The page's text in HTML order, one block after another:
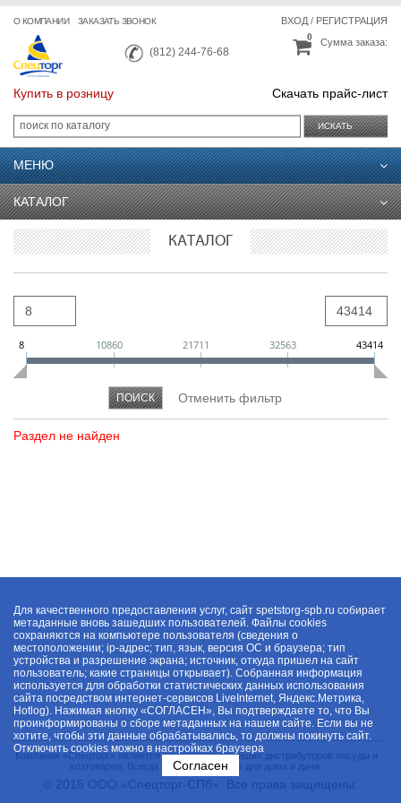
О КОМПАНИИ ЗАКАЗАТЬ ЗВОНОК
(812) 244-76-68
ВХОД/ РЕГИСТРАЦИЯ
Сумма заказа:
0
Купить в розницу Скачать прайс-лист
ИСКАТЬ
МЕНЮ
КАТАЛОГ
КАТАЛОГ
8 10860 21711 32563 43414
Раздел не найден
Компания «Спецторг» является одним из крупнейших дистрибуторов посуды и
хозтоваров. Всегда в наличии товары для дома и дачи.
© 2015 ООО «Спецторг-СПб». Все права защищены.
Для качественного предоставления услуг, сайт spetstorg-spb.ru собирает
метаданные вновь зашедших пользователей. Файлы cookies
сохраняются на компьютере пользователя (сведения о
местоположении; ip-адрес; тип, язык, версия ОС и браузера; тип
устройства и разрешение экрана; источник, откуда пришел на сайт
пользователь; какие страницы открывает). Собранная информация
используется для обработки статистических данных использования
сайта посредством интернет-сервисов LiveInternet, Яндекс.Метрика,
Hotlog). Нажимая кнопку «СОГЛАСЕН», Вы подтверждаете то, что Вы
проинформированы о сборе метаданных на нашем сайте. Если вы не
хотите, чтобы эти данные обрабатывались, то должны покинуть сайт.
Отключить cookies можно в настройках браузера
Согласен